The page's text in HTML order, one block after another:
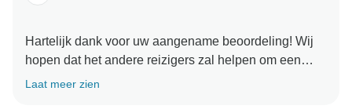
Hartelijk dank voor uw aangename beoordeling! Wij
hopen dat het andere reizigers zal helpen om een
comfortabele vakantie in Noorwegen te kiezen.
Laat meer zien